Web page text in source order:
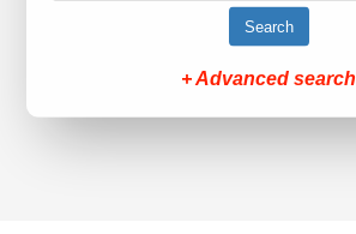
Search
+ Advanced search